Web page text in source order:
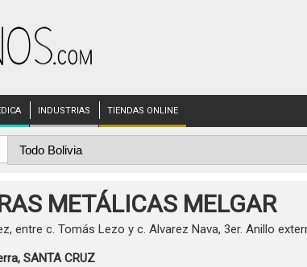
INDUSTRIAS TIENDAS ONLINE
METÁLICAS MELGAR
entre c. Tomás Lezo y c. Alvarez Nava, 3er. Anillo
SANTA CRUZ